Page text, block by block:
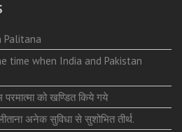
Palitana
time when India and Pakistan
परमात्मा को खण्डित किये गये
अनेक सुविधा से सुशोभित तीर्थ.